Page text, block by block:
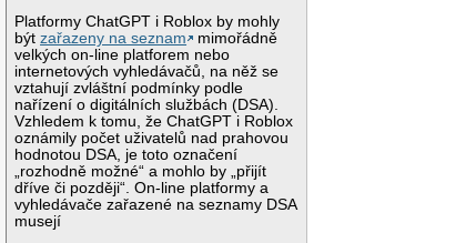
Platformy ChatGPT i Roblox by mohly
býtzařazeny na seznam
mimořádně
velkých on-line platforem nebo
internetových vyhledávačů, na něž se
vztahují zvláštní podmínky podle
nařízení o digitálních službách (DSA).
Vzhledem k tomu, že ChatGPT i Roblox
oznámily počet uživatelů nad prahovou
hodnotou DSA, je toto označení
„rozhodně možné“ a mohlo by „přijít
dříve či později“. On-line platformy a
vyhledávače zařazené na seznamy DSA
musejí